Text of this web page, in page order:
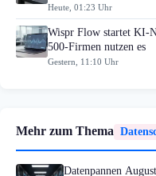
Heute, 01:23 Uhr
Wispr Flow startet KI-
500-Firmen nutzen es
Gestern, 11:10 Uhr
Mehr zum Thema
Datenpannen